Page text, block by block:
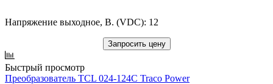
Напряжение выходное, В. (VDC): 12
Запросить цену
Быстрый просмотр
Преобразователь TCL 024-124C Traco Power